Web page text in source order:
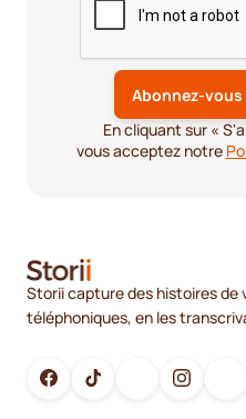
En cliquant sur «
vous acceptez notre
Storii capture des histoires de
téléphoniques, en les